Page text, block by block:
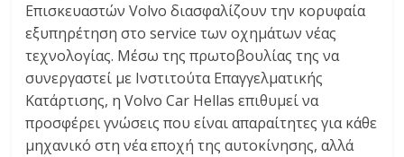
Επισκευαστών Volvo διασφαλίζουν την κορυφαία
εξυπηρέτηση στο service των οχημάτων νέας
τεχνολογίας. Μέσω της πρωτοβουλίας της να
συνεργαστεί με Ινστιτούτα Επαγγελματικής
Κατάρτισης, η Volvo Car Hellas επιθυμεί να
προσφέρει γνώσεις που είναι απαραίτητες για κάθε
μηχανικό στη νέα εποχή της αυτοκίνησης, αλλά